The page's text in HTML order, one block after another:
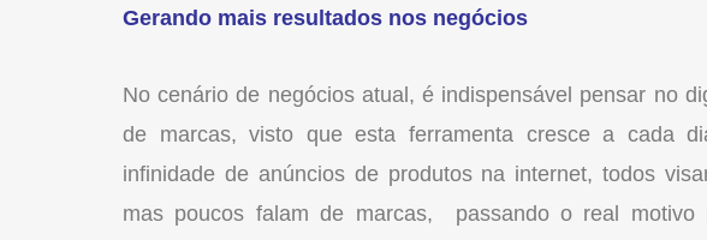
Gerando mais resultados nos negócios
No cenário de negócios atual, é indispensável pensar no
de marcas, visto que esta ferramenta cresce a cada
infinidade de anúncios de produtos na internet, todos
mas poucos falam de marcas, passando o real motivo